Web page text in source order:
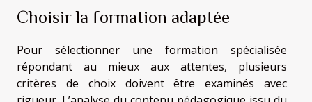
Choisir la formation adaptée
Pour sélectionner une formation spécialisée
répondant au mieux aux attentes, plusieurs
critères de choix doivent être examinés avec